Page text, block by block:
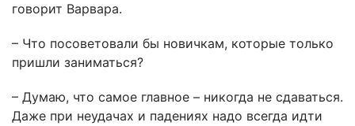
говорит Варвара.
– Что посоветовали бы новичкам, которые только
пришли заниматься?
– Думаю, что самое главное – никогда не сдаваться.
Даже при неудачах и падениях надо всегда идти